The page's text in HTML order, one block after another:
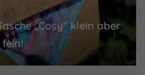
„Cosy“ klein aber
fein!
anzeigen
und Social-Media-
blockiert. Wenn